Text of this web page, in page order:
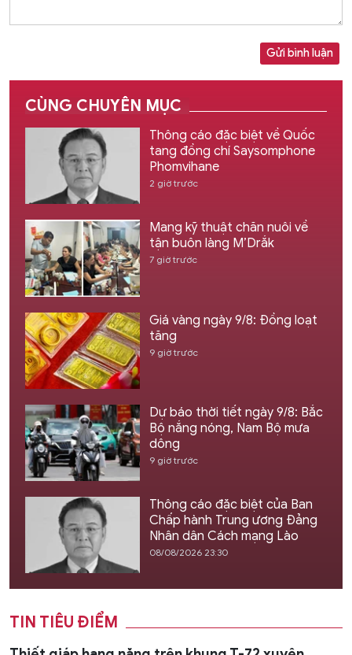
Gửi bình luận
CÙNG CHUYÊN MỤC
Thông cáo đặc biệt về Quốc
tang đồng chí Saysomphone
Phomvihane
2 giờ trước
Mang kỹ thuật chăn nuôi về
tận buôn làng M’Drắk
7 giờ trước
Giá vàng ngày 9/8: Đồng loạt
tăng
9 giờ trước
Dự báo thời tiết ngày 9/8: Bắc
Bộ nắng nóng, Nam Bộ mưa
dông
9 giờ trước
Thông cáo đặc biệt của Ban
Chấp hành Trung ương Đảng
Nhân dân Cách mạng Lào
08/08/2026 23:30
TIN TIÊU ĐIỂM